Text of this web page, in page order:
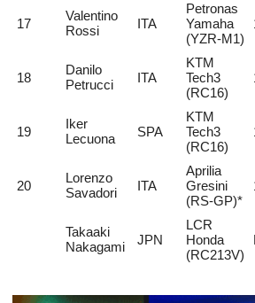
17
Valentino
Rossi
ITA
Petronas
Yamaha
(YZR-M1)
18
Danilo
Petrucci
ITA
KTM
Tech3
(RC16)
19
Iker
Lecuona
SPA
KTM
Tech3
(RC16)
20
Lorenzo
Savadori
ITA
Aprilia
Gresini
(RS-GP)*
Takaaki
Nakagami
JPN
LCR
Honda
(RC213V)